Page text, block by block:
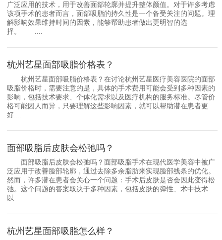
广泛应用的技术，用于改善面部轮廓并提升整体颜值。对于许多考虑
该项手术的患者而言，面部吸脂的持久性是一个备受关注的问题。理
解影响效果维持时间的因素，能够帮助患者做出更明智的选
择。 ....
杭州艺星面部吸脂价格表？
杭州艺星面部吸脂价格表？在讨论杭州艺星医疗美容医院的面部
吸脂价格时，需要注意的是，具体的手术费用可能会受到多种因素的
影响，包括技术要求、个体化需求以及医疗机构的服务标准。尽管价
格可能因人而异，只要理解这些影响因素，就可以帮助潜在患者更
好....
面部吸脂后皮肤会松弛吗？
面部吸脂后皮肤会松弛吗？面部吸脂手术在现代医学美容中被广
泛应用于改善脸部轮廓，通过去除多余脂肪来实现脸部线条的优化。
然而，许多潜在患者会关心一个问题：手术后皮肤是否会因此变得松
弛。这个问题的答案取决于多种因素，包括皮肤的弹性、术中技术
以....
杭州艺星面部吸脂怎么样？